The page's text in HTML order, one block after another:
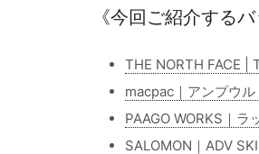
《今回ご紹介するバ
THE NORTH FACE |
macpac｜アンプウ
PAAGO WORKS｜ラ
SALOMON｜ADV